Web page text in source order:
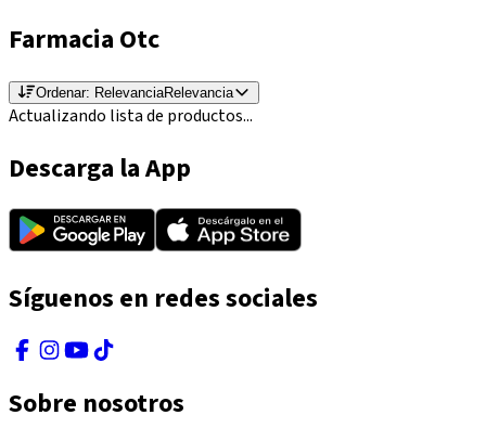
Farmacia Otc
Ordenar: RelevanciaRelevancia
Actualizando lista de productos...
Descarga la App
Síguenos en redes sociales
Sobre nosotros